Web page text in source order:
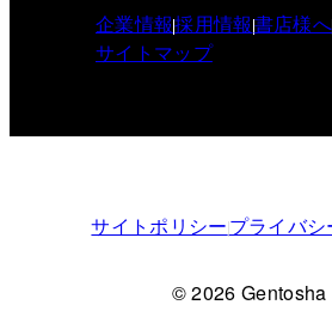
企業情報採用情報書店様へ
サイトマップ
サイトポリシープライバ
© 2026 Gentosha